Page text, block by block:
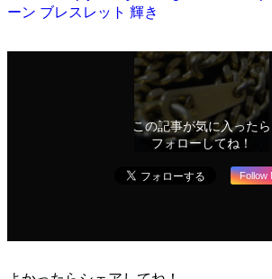
ーン ブレスレット 輝き
この記事が気に入ったら
フォローしてね！
Follow